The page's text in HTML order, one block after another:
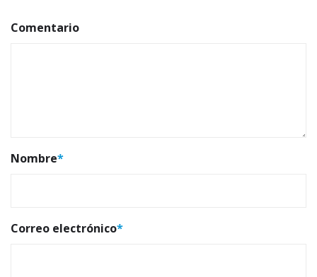
Comentario
Nombre*
Correo electrónico*